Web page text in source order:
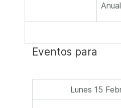
Anual
Eventos para
Lunes 15